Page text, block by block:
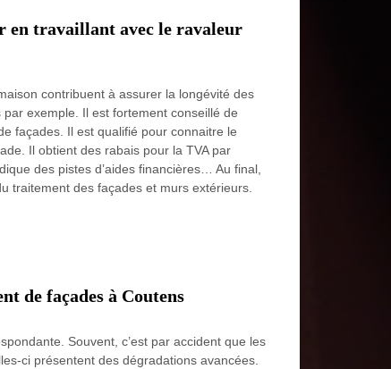
en travaillant avec le ravaleur
contribuent à assurer la longévité des
exemple. Il est fortement conseillé de
façades. Il est qualifié pour connaitre le
Il obtient des rabais pour la TVA par
des pistes d’aides financières… Au final,
traitement des façades et murs extérieurs.
de façades à Coutens
Souvent, c’est par accident que les
ci présentent des dégradations avancées.